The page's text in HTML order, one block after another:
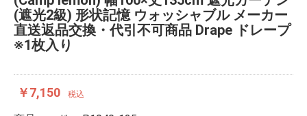
(遮光2級) 形状記憶 ウォッシャブル メーカー
直送返品交換・代引不可商品 Drape ドレープ
※1枚入り
￥7,150 税込